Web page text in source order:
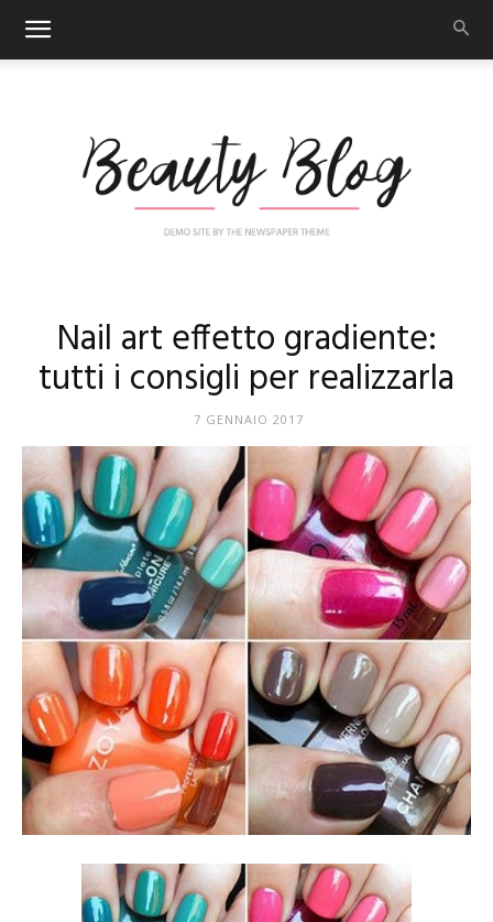
Art
Mania
Nail art effetto gradiente:
tutti i consigli per realizzarla
7 GENNAIO 2017